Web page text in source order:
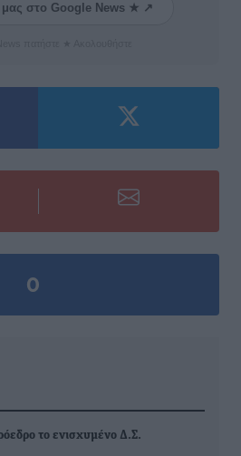
μας στο Google News ★ ↗
0
το ενισχυμένο Δ.Σ.